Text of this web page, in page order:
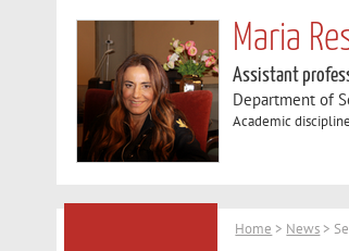
Maria
Assistant
Department of
Academic
Home > News >